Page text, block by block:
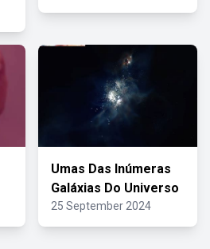
Umas Das Inúmeras
Galáxias Do Universo
25 September 2024